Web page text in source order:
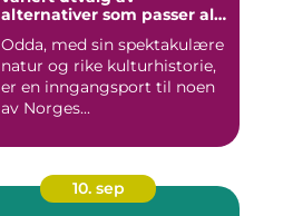
alternativer som passer alle
Odda, med sin spektakulære
natur og rike kulturhistorie,
er en inngangsport til noen
av Norges...
10. sep